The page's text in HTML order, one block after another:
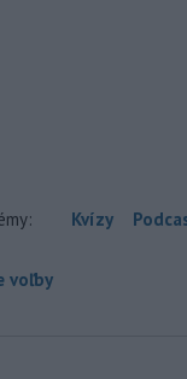
Kvízy
voľby